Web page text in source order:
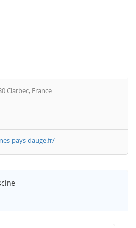
Clarbec, France
pays-dauge.fr/